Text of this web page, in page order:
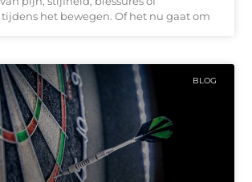
het bewegen. Of het nu gaat om
BLOG